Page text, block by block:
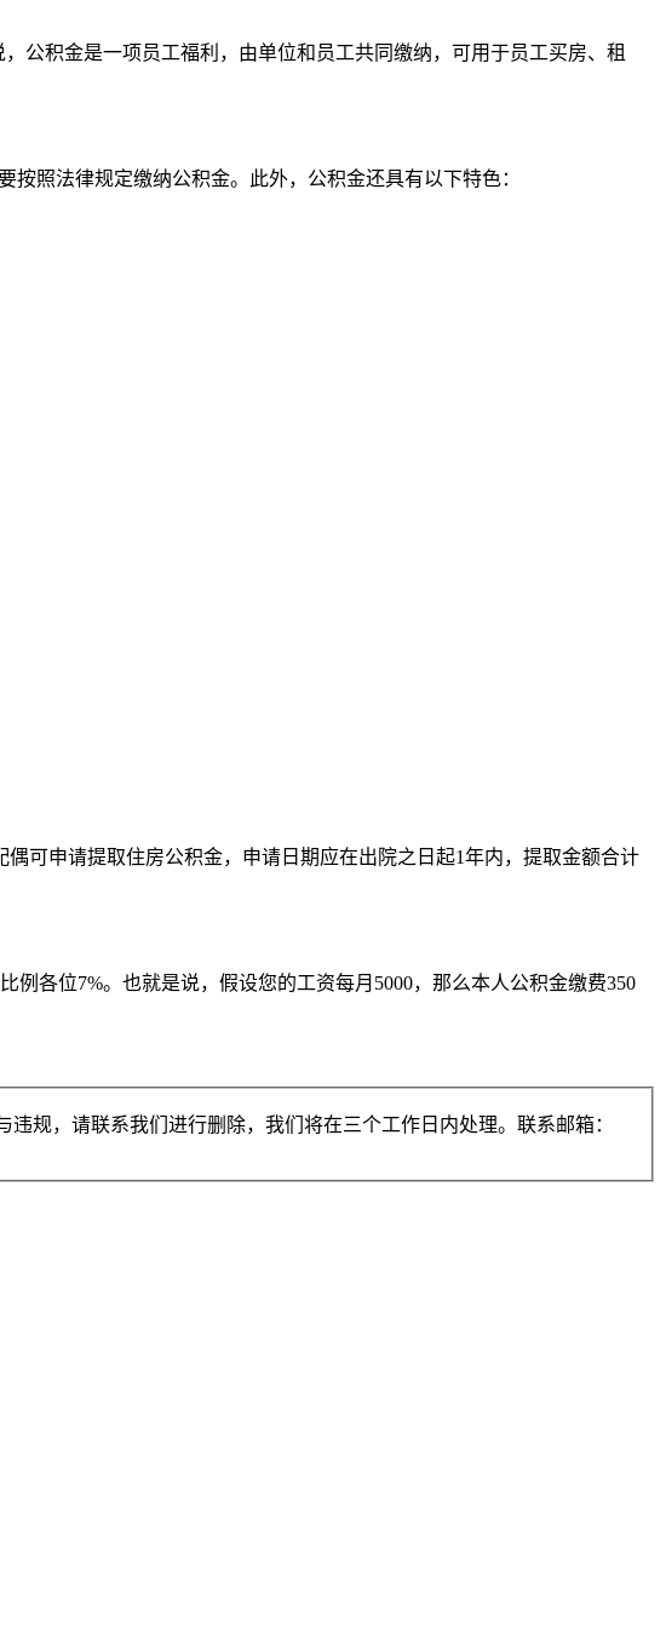
公积金是一项员工福利，由单位和员工共同缴纳，可用于员工买房、租
照法律规定缴纳公积金。此外，公积金还具有以下特色：
可申请提取住房公积金，申请日期应在出院之日起1年内，提取金额合计
各位7%。也就是说，假设您的工资每月5000，那么本人公积金缴费350
规，请联系我们进行删除，我们将在三个工作日内处理。联系邮箱：